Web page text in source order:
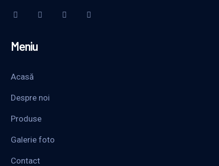
Meniu
Acasă
Despre noi
Produse
Galerie foto
Contact